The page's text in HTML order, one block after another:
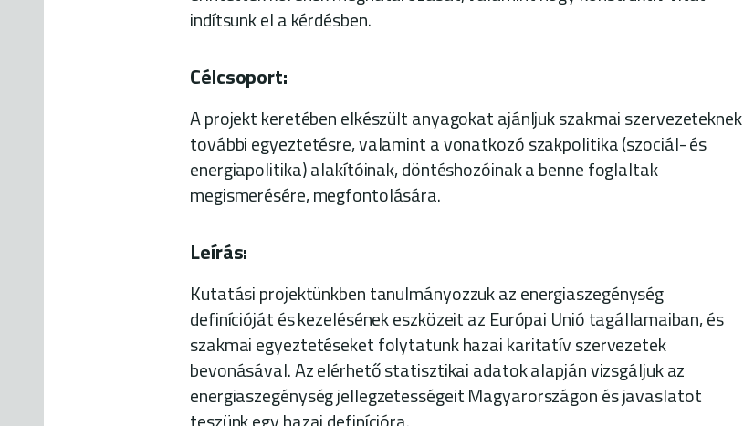
indítsunk el a kérdésben.
Célcsoport:
A projekt keretében elkészült anyagokat ajánljuk szakmai szervezeteknek
további egyeztetésre, valamint a vonatkozó szakpolitika (szociál- és
energiapolitika) alakítóinak, döntéshozóinak a benne foglaltak
megismerésére, megfontolására.
Leírás:
Kutatási projektünkben tanulmányozzuk az energiaszegénység
definícióját és kezelésének eszközeit az Európai Unió tagállamaiban, és
szakmai egyeztetéseket folytatunk hazai karitatív szervezetek
bevonásával. Az elérhető statisztikai adatok alapján vizsgáljuk az
energiaszegénység jellegzetességeit Magyarországon és javaslatot